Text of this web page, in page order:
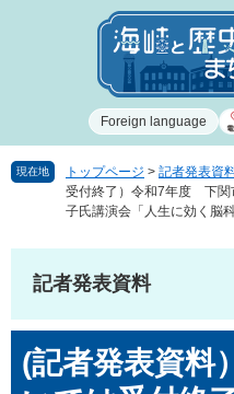
で
ば
Foreign language
現在地 トップページ > 記者発表資
受付終了）令和7年度 下
子氏講演会「人生に効く脳
記者発表資料
文(記者発表資料